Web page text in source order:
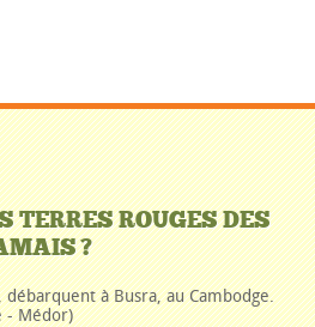
TERRES ROUGES DES
?
à Busra, au Cambodge.
- Médor)